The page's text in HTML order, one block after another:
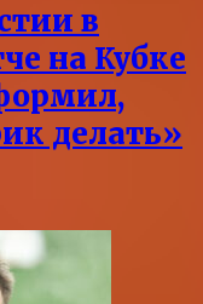
в
на Кубке
делать»